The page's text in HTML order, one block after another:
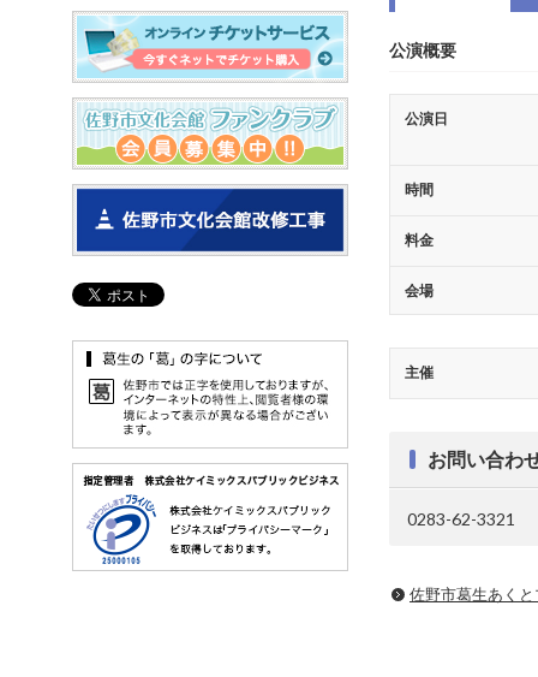
公演概要
公演日
時間
料金
会場
主催
お問い合わ
0283-62-3321
佐野市葛生あく